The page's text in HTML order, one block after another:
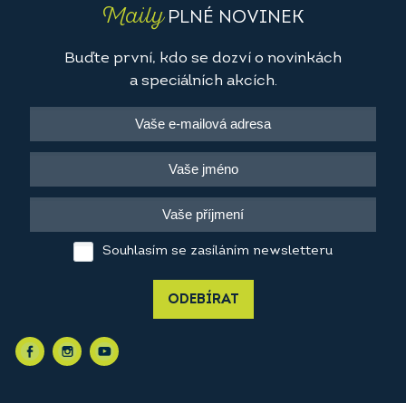
MailyPLNÉ NOVINEK
Buďte první, kdo se dozví o novinkách
a speciálních akcích.
Souhlasím se zasíláním newsletteru
ODEBÍRAT